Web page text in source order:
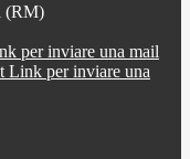
(RM)
per inviare una mail
Link per inviare una